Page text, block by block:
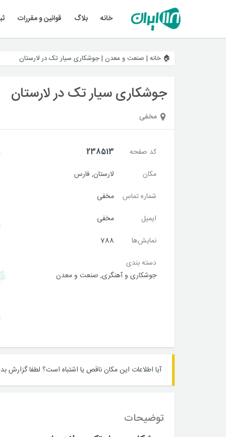
خانه بلاگ قوانین و مقررات
🏠 خانه | صنعت و معدن |جوشکاری سیار تک در لارستان
جوشکاری سیار تک در لارستان
مخفی
کد صفحه
238513
مکان
لارستان, فارس
شماره تماس
مخفی
ایمیل
مخفی
نمایش‌ها
788
دسته بندی
جوشکاری و آهنگری, صنعت و معدن
آیا اطلاعات این مکان ناقص یا اشتباه است؟ لطفا گزارش
توضیحات